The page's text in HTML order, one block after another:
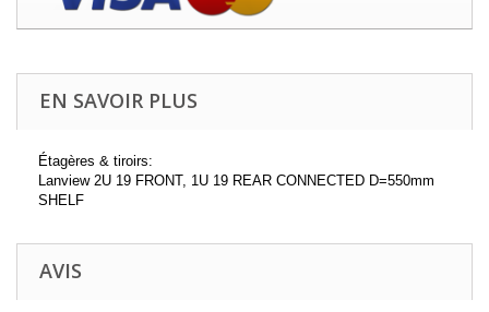
EN SAVOIR PLUS
Étagères & tiroirs:
Lanview 2U 19 FRONT, 1U 19 REAR CONNECTED D=550mm
SHELF
AVIS